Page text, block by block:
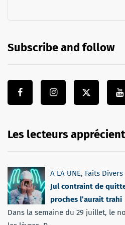
Subscribe and follow
Les lecteurs
A LA UNE, Faits Divers
Jul contraint de
proches l’aurait trahi
Dans la semaine du 29 juillet, le